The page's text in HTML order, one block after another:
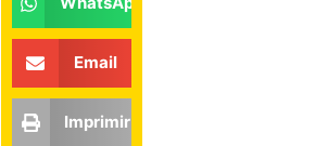
Email
Imprimir